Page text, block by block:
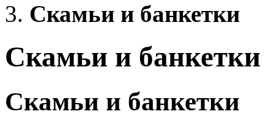
Скамьи и банкетки
Скамьи и банкетки
Скамьи и банкетки